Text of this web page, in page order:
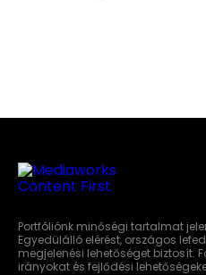
Portfóliónk minőségi tartalmat
Egyedülálló elérést, országos
megjelenési lehetőséget biztosít.
irányokat és fejlődési